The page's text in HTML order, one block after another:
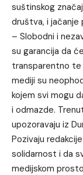
suštinskog
društva, i jačanje
– Slobodni i
su garancija da
transparentno te
mediji su
kojem svi mogu
i odmazde.
upozoravaju iz
Pozivaju
solidarnost i da
medijskom